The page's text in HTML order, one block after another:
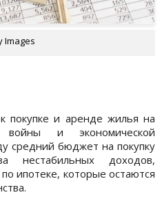
Images
покупке и аренде жилья на
и экономической
средний бюджет на покупку
нестабильных доходов,
ипотеке, которые остаются